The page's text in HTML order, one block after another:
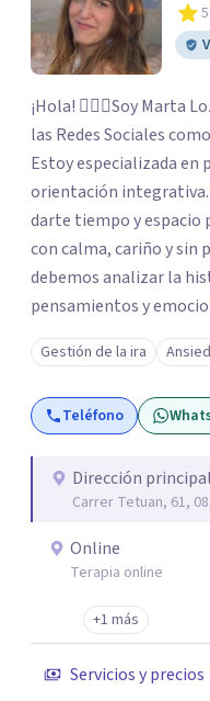
5
¡Hola! 🙋🏼‍♀️Soy Marta
las Redes Sociales
Estoy especializada en
orientación integrativa. Ayudo a las personas como tú, a
darte tiempo y espacio para que te mires hacia dentro
con calma, cariño y sin
debemos analizar la historia que te cuentan tus
pensamientos y emociones, hallando tus
cómos, tus porqués, tus cuándos y tus dóndes a lo largo
de tu vida. Así, podrás desenredar el lío que es vivir, podrás
aceptar quien eres: un ser humano que siente, que piensa
y que hace; un ser que se contradice, que tiene dudas y que
Gestión de la ira
Teléfono
Dirección principal
Carrer Tetuan, 61,
Online
Terapia online
+1 más
Servicios y precios